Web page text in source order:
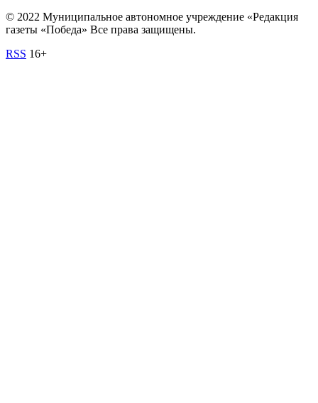
© 2022 Муниципальное автономное учреждение «Редакция
газеты «Победа» Все права защищены.
RSS 16+